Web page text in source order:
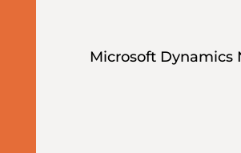
Microsoft Dynamics